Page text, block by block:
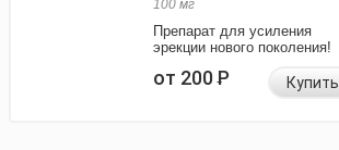
100 мг
Препарат для усиления
эрекции нового поколения!
от 200Р Купить